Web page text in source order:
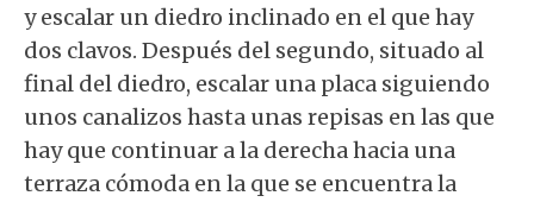
y escalar un diedro inclinado en el que hay
dos clavos. Después del segundo, situado al
final del diedro, escalar una placa siguiendo
unos canalizos hasta unas repisas en las que
hay que continuar a la derecha hacia una
terraza cómoda en la que se encuentra la